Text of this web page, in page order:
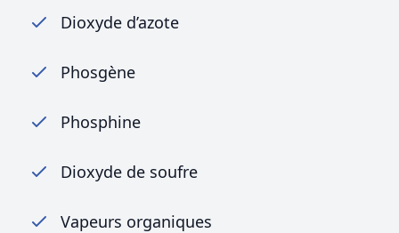
Dioxyde d’azote
Phosgène
Phosphine
Dioxyde de soufre
Vapeurs organiques